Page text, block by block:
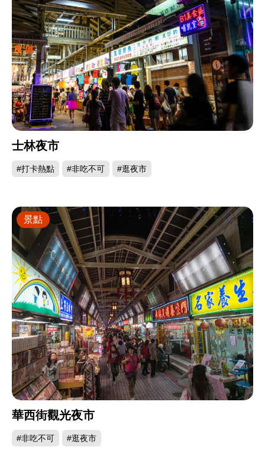
士林夜市
#打卡熱點 #非吃不可 #逛夜市
華西街觀光夜市
#非吃不可 #逛夜市
景點